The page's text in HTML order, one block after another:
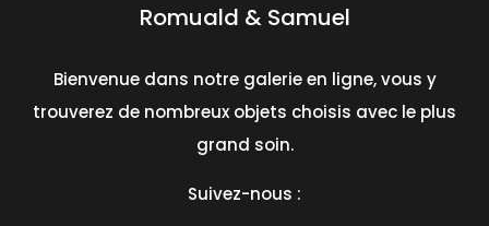
Romuald & Samuel
Bienvenue dans notre galerie en ligne, vous y
trouverez de nombreux objets choisis avec le plus
grand soin.
Suivez-nous :